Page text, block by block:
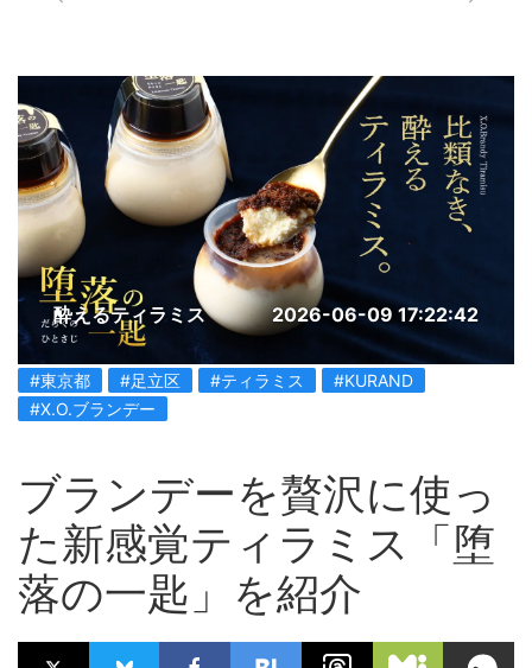
酔えるティラミス 2026-06-09 17:22:42
#東京都 #足立区 #ティラミス
#KURAND
#X.O.ブランデー
ブランデーを贅沢に使っ
た新感覚ティラミス「堕
落の一匙」を紹介